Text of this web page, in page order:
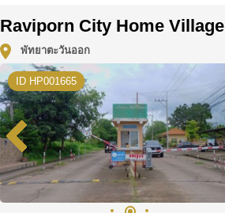
Raviporn City Home Village
พัทยาตะวันออก
ID HP001665